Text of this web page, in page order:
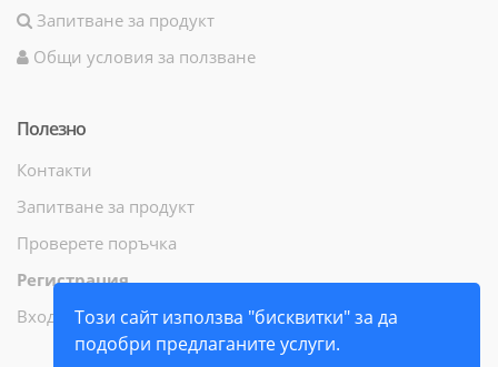
Този сайт използва "бисквитки" за да
подобри предлаганите услуги.
Запитване за продукт
Общи условия за ползване
Полезно
Контакти
Запитване за продукт
Проверете поръчка
Регистрация
Вход